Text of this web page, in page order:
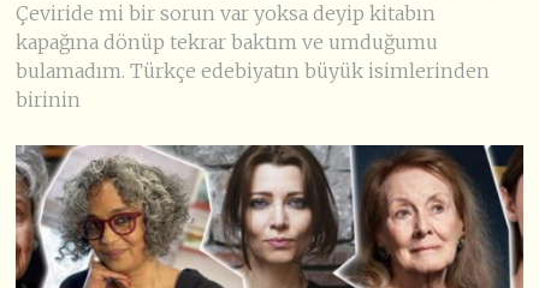
Çeviride mi bir sorun var yoksa deyip kitabın
kapağına dönüp tekrar baktım ve umduğumu
bulamadım. Türkçe edebiyatın büyük isimlerinden
birinin